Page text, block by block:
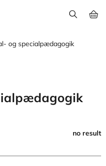
og specialpædagogik
no result